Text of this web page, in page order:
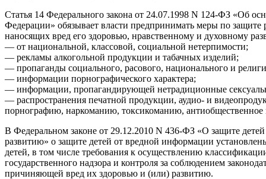
Статья 14 Федерального закона от 24.07.1998 N 124-ФЗ «Об
Федерации» обязывает власти предпринимать меры по
наносящих вред его здоровью, нравственному и духовному
— от национальной, классовой, социальной нетерпимости;
— рекламы алкогольной продукции и табачных изделий;
— пропаганды социального, расового, национального и
— информации порнографического характера;
— информации, пропагандирующей нетрадиционные
— распространения печатной продукции, аудио- и
порнографию, наркоманию, токсикоманию, антиобщественное
В Федеральном законе от 29.12.2010 N 436-ФЗ «О защите
развитию» о защите детей от вредной информации
детей, в том числе требования к осуществлению
государственного надзора и контроля за соблюдением
причиняющей вред их здоровью и (или) развитию.